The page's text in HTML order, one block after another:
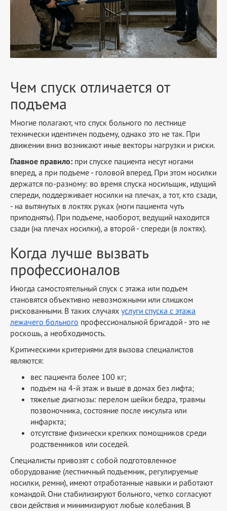
Чем спуск отличается от
подъема
Многие полагают, что спуск больного по лестнице
технически идентичен подъему, однако это не так. При
движении вниз возникают иные векторы нагрузки и риски.
Главное правило: при спуске пациента несут ногами
вперед, а при подъеме - головой вперед. При этом носилки
держатся по-разному: во время спуска носильщик, идущий
спереди, поддерживает носилки на плечах, а тот, кто сзади,
- на вытянутых в локтях руках (ноги пациента чуть
приподняты). При подъеме, наоборот, ведущий находится
сзади (на плечах носилки), а второй - спереди (в локтях).
Когда лучше вызвать
профессионалов
Иногда самостоятельный спуск с этажа или подъем
становятся объективно невозможными или слишком
рискованными. В таких случаях услуги спуска с этажа
лежачего больного профессиональной бригадой - это не
роскошь, а необходимость.
Критическими критериями для вызова специалистов
являются:
вес пациента более 100 кг;
подъем на 4-й этаж и выше в домах без лифта;
тяжелые диагнозы: перелом шейки бедра, травмы
позвоночника, состояние после инсульта или
инфаркта;
отсутствие физически крепких помощников среди
родственников или соседей.
Специалисты привозят с собой подготовленное
оборудование (лестничный подъемник, регулируемые
носилки, ремни), имеют отработанные навыки и работают
командой. Они стабилизируют больного, четко согласуют
свои действия и минимизируют любые колебания. В